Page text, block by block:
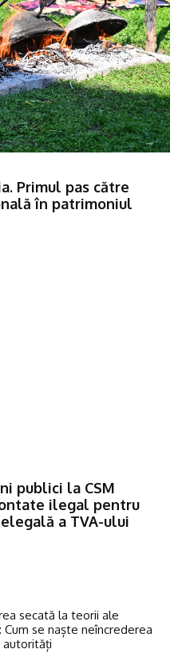
Primul pas către
în patrimoniul
publici la CSM
ilegal pentru
a TVA-ului
secată la teorii ale
Cum se naște neîncrederea
autorități